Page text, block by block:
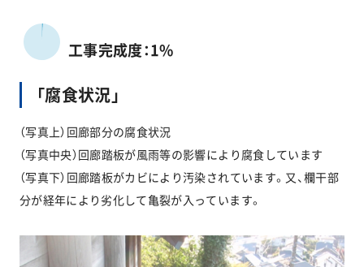
工事完成度：1%
「腐食状況」
（写真上）回廊部分の腐食状況
（写真中央）回廊踏板が風雨等の影響により腐食しています
（写真下）回廊踏板がカビにより汚染されています。又、欄干部
分が経年により劣化して亀裂が入っています。